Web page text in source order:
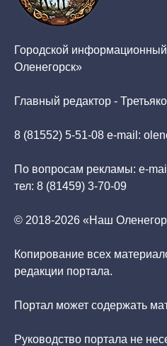
Городской
Оленегорск»
Главный редактор -
8 (81552) 5-51-08 e-mail:
По вопросам рекламы: e-
тел: 8 (81459) 3-70-09
© 2018-2026 «Наш
Копирование всех
редакции портала.
Портал может содержать
Руководство портала не